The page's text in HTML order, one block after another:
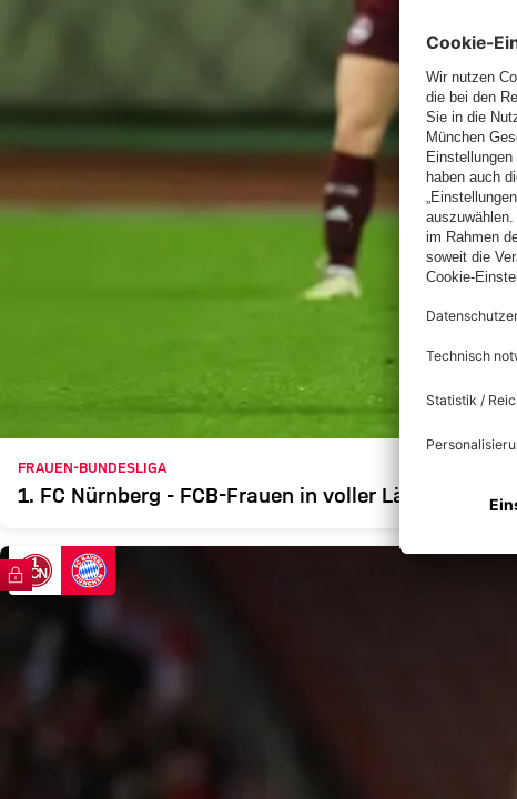
FRAUEN-BUNDESLIGA
1. FC Nürnberg - FCB-Frauen in voller Länge
FC Bayern TV PLUS